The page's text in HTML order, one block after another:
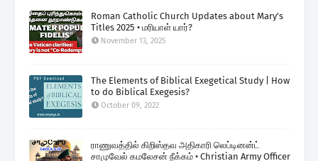
Roman Catholic Church Updates about Mary's
Titles 2025 • மரியாள் யார்?
November 13, 2025
The Elements of Biblical Exegetical Study | How
to do Biblical Exegesis?
October 09, 2022
ராணுவத்தில் கிறிஸ்தவ அதிகாரி லெப்டினன்ட்
சாமுவேல் கமலேசன் நீக்கம் • Christian Army Officer